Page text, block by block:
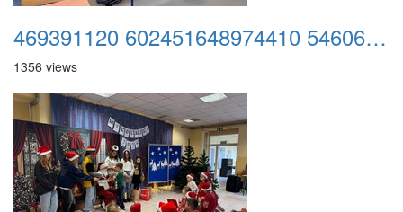
469391120 602451648974410 5460614771953984150 n
1356 views